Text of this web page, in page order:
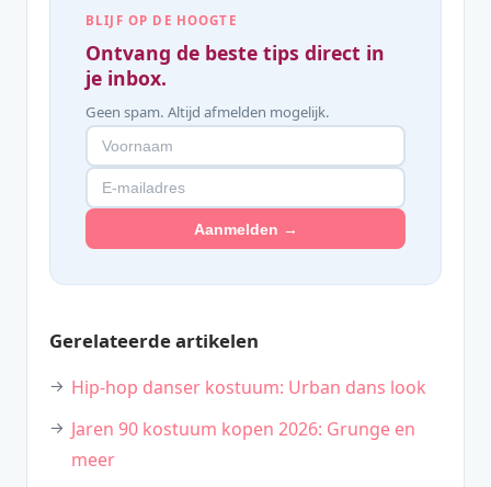
BLIJF OP DE HOOGTE
Ontvang de beste tips direct in
je inbox.
Geen spam. Altijd afmelden mogelijk.
Aanmelden →
Gerelateerde artikelen
Hip-hop danser kostuum: Urban dans look
Jaren 90 kostuum kopen 2026: Grunge en
meer